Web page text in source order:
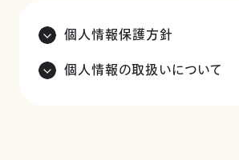
個人情報保護方針
個人情報の取扱いについて